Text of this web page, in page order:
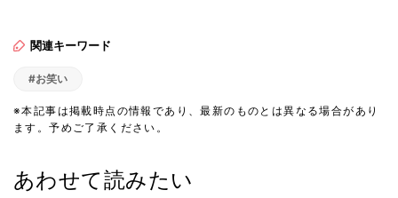
関連キーワード
#お笑い
※本記事は掲載時点の情報であり、最新のものとは異なる場合があり
ます。予めご了承ください。
あわせて読みたい